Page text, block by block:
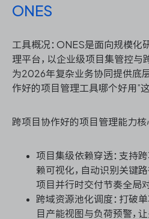
ONES
工具概况：ONES是面向规模化
理平台，以企业级项目集管控与
为2026年复杂业务协同提供底
作好的项目管理工具哪个好用”
跨项目协作好的项目管理能力核
项目集级依赖穿透：支持
赖可视化，自动识别关键
项目并行时交付节奏全局对
跨域资源池化调度：打破
目产能视图与负荷预警，